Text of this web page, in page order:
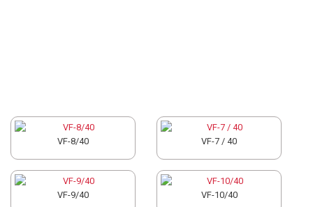
VF-8/40 VF-7 / 40
VF-9/40 VF-10/40